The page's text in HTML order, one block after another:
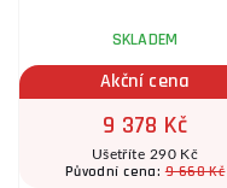
SKLADEM
Akční cena
9 378 Kč
Ušetříte 290 Kč
Původní cena:9 668 Kč